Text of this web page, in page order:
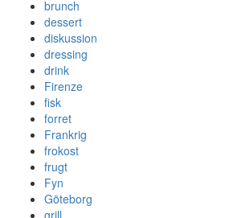
brunch
dessert
diskussion
dressing
drink
Firenze
fisk
forret
Frankrig
frokost
frugt
Fyn
Göteborg
grill